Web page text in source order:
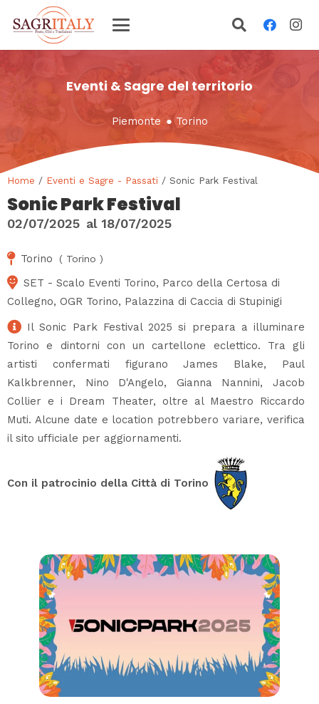
Eventi & Sagre del territorio
Piemonte ● Torino
Home / Eventi e Sagre - Passati / Sonic Park Festival
Sonic Park Festival
02/07/2025 al 18/07/2025
Torino ( Torino )
SET - Scalo Eventi Torino, Parco della Certosa di
Collegno, OGR Torino, Palazzina di Caccia di Stupinigi
Il Sonic Park Festival 2025 si prepara a illuminare
Torino e dintorni con un cartellone eclettico. Tra gli
artisti confermati figurano James Blake, Paul
Kalkbrenner, Nino D'Angelo, Gianna Nannini, Jacob
Collier e i Dream Theater, oltre al Maestro Riccardo
Muti. Alcune date e location potrebbero variare, verifica
il sito ufficiale per aggiornamenti.
Con il patrocinio della Città di Torino